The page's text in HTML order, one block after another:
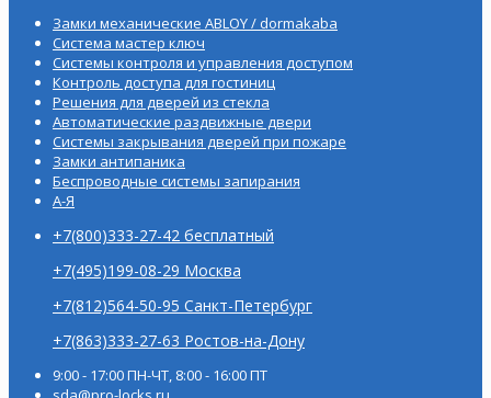
Замки механические ABLOY / dormakaba
Система мастер ключ
Системы контроля и управления доступом
Контроль доступа для гостиниц
Решения для дверей из стекла
Автоматические раздвижные двери
Системы закрывания дверей при пожаре
Замки антипаника
Беспроводные системы запирания
А-Я
+7(800)333-27-42 бесплатный
+7(495)199-08-29 Москва
+7(812)564-50-95 Санкт-Петербург
+7(863)333-27-63 Ростов-на-Дону
9:00 - 17:00 ПН-ЧТ, 8:00 - 16:00 ПТ